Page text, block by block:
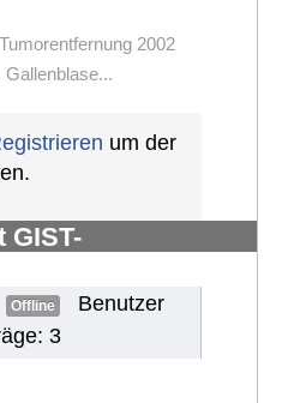
2002
um der
GIST-
Offline
Benutzer
3